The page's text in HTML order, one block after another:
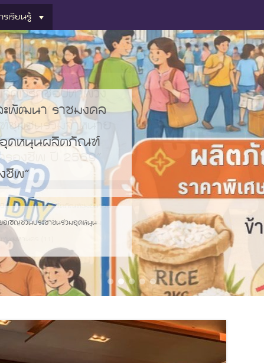
คโนโลยีราชมงคล
เรียนรู้
ะพัฒนา ราชมงคล
อุดหนุนผลิตภัณฑ์
ชีพ”
เชิญชวนประชาชนร่วมอุดหนุน
2 3 4 5